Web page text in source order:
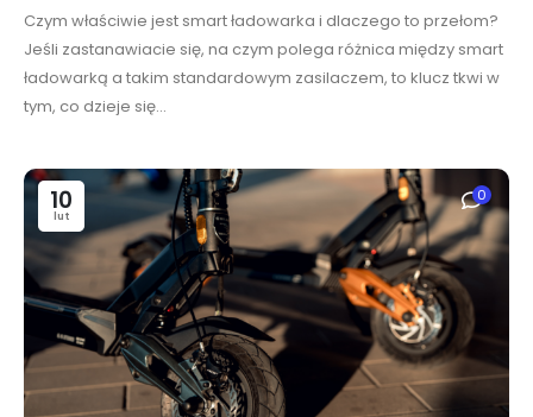
Czym właściwie jest smart ładowarka i dlaczego to przełom?
Jeśli zastanawiacie się, na czym polega różnica między smart
ładowarką a takim standardowym zasilaczem, to klucz tkwi w
tym, co dzieje się...
10
lut
0